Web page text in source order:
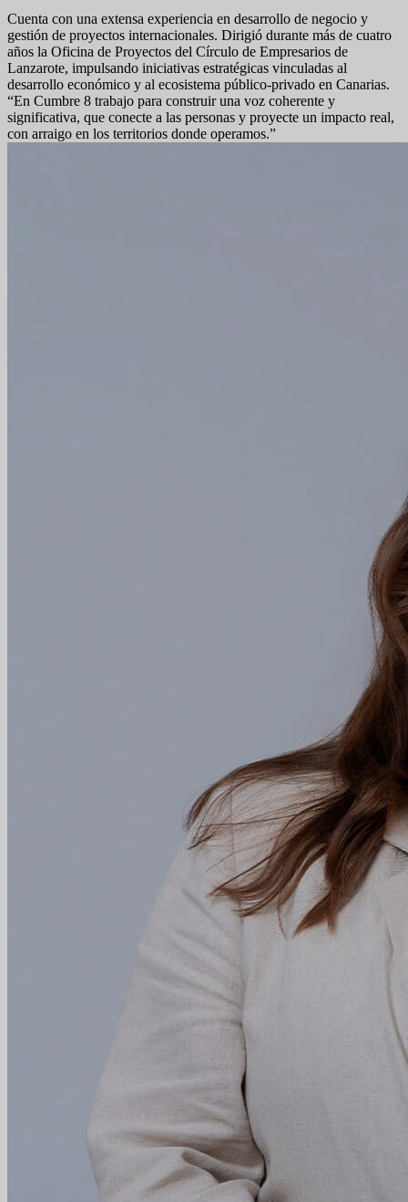
Cuenta con una extensa experiencia en desarrollo de negocio y
gestión de proyectos internacionales. Dirigió durante más de cuatro
años la Oficina de Proyectos del Círculo de Empresarios de
Lanzarote, impulsando iniciativas estratégicas vinculadas al
desarrollo económico y al ecosistema público-privado en Canarias.
“En Cumbre 8 trabajo para construir una voz coherente y
significativa, que conecte a las personas y proyecte un impacto real,
con arraigo en los territorios donde operamos.”